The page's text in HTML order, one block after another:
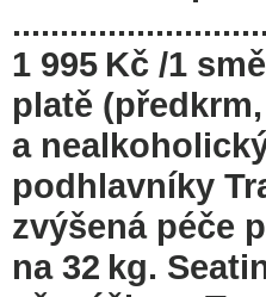
1 995 Kč /1
platě
a
podhlavníky
zvýšená péče
na 32 kg.